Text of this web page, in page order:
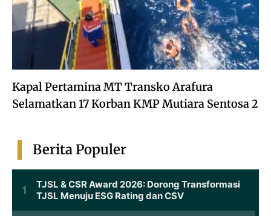
Kapal Pertamina MT Transko Arafura
Selamatkan 17 Korban KMP Mutiara Sentosa 2
Berita Populer